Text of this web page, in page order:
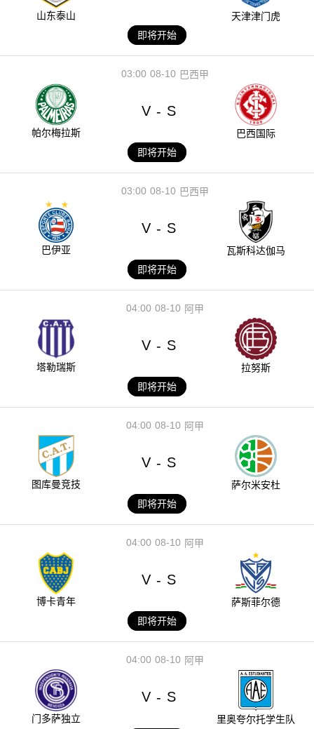
山东泰山
天津津门虎
即将开始
08-10
03:00 巴西甲
帕尔梅拉斯
V - S
巴西国际
即将开始
08-10
03:00 巴西甲
巴伊亚
V - S
瓦斯科达伽马
即将开始
08-10
04:00 阿甲
塔勒瑞斯
V - S
拉努斯
即将开始
08-10
04:00 阿甲
图库曼竞技
V - S
萨尔米安杜
即将开始
08-10
04:00 阿甲
博卡青年
V - S
萨斯菲尔德
即将开始
08-10
04:00 阿甲
门多萨独立
V - S
里奥夸尔托学生队